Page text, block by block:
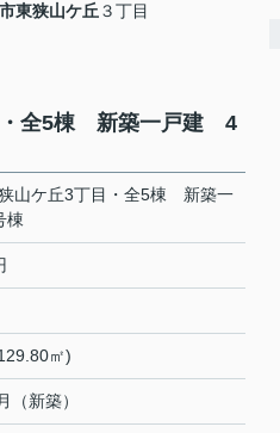
東狭山ケ丘 ３丁目
・全5棟 新築一戸建 4
山ケ丘3丁目・全5棟 新築一
棟
㎡)
（新築）